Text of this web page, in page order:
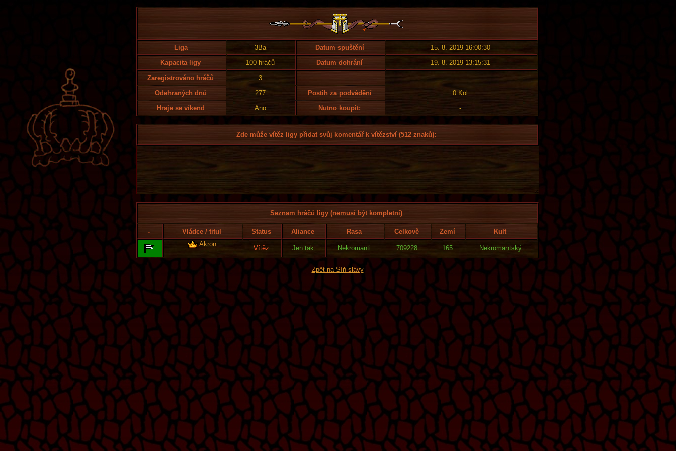
Liga 3Ba Datum spuštění
15. 8. 2019 16:00:30
Kapacita ligy
100 hráčů Datum dohrání
19. 8. 2019 13:15:31
Zaregistrováno hráčů
3
Odehraných dnů
277 Postih za podvádění
0 Kol
Hraje se víkend
Ano Nutno koupit: -
Zde může vítěz ligy přidat svůj komentář k vítězství (512 znaků):
Seznam hráčů ligy (nemusí být kompletní)
- Vládce / titul Status Aliance Rasa Celkově Zemí
Kult
Akron
-
Vítěz Jen tak Nekromanti 709228 165 Nekromantský
Zpět na Síň slávy